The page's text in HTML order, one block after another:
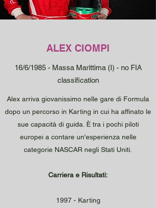
ALEX CIOMPI
16/6/1985 - Massa Marittima (I) - no FIA
classification
Alex arriva giovanissimo nelle gare di Formula
dopo un percorso in Karting in cui ha affinato le
sue capacità di guida. È tra i pochi piloti
europei a contare un'esperienza nelle
categorie NASCAR negli Stati Uniti.
Carriera e Risultati:
1997 - Karting